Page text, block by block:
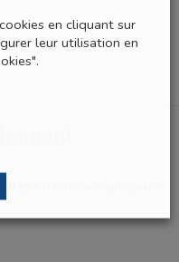
/ Carrières-sur-Seine
en cliquant sur
leur utilisation en